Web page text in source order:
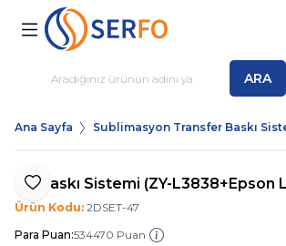
ARA
Ana Sayfa Sublimasyon Transfer Baskı
Favoriye Ekle
2D Baskı Sistemi (ZY-L3838+Epson
Ürün Kodu: 2DSET-47
Para Puan:534470 Puan